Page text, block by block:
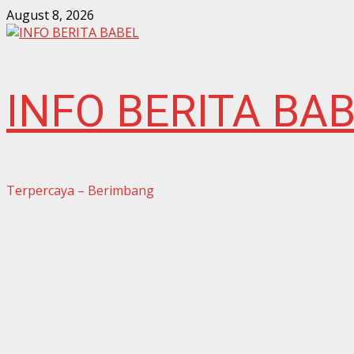
Skip
to
August 8, 2026
INFO BERITA
Terpercaya – Berimbang